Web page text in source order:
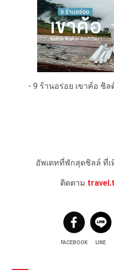
- 9 ร้านอร่อย เขาค้อ ชิ
อัพเดทที่พักสุดชิลล์ ที่
ติดตาม
FACEBOOK LINE